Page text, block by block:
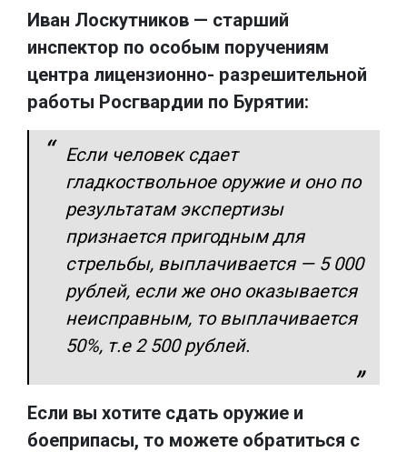
Иван Лоскутников — старший
инспектор по особым поручениям
центра лицензионно- разрешительной
работы Росгвардии по Бурятии:
Если человек сдает
гладкоствольное оружие и оно по
результатам экспертизы
признается пригодным для
стрельбы, выплачивается — 5 000
рублей, если же оно оказывается
неисправным, то выплачивается
50%, т.е 2 500 рублей.
Если вы хотите сдать оружие и
боеприпасы, то можете обратиться с